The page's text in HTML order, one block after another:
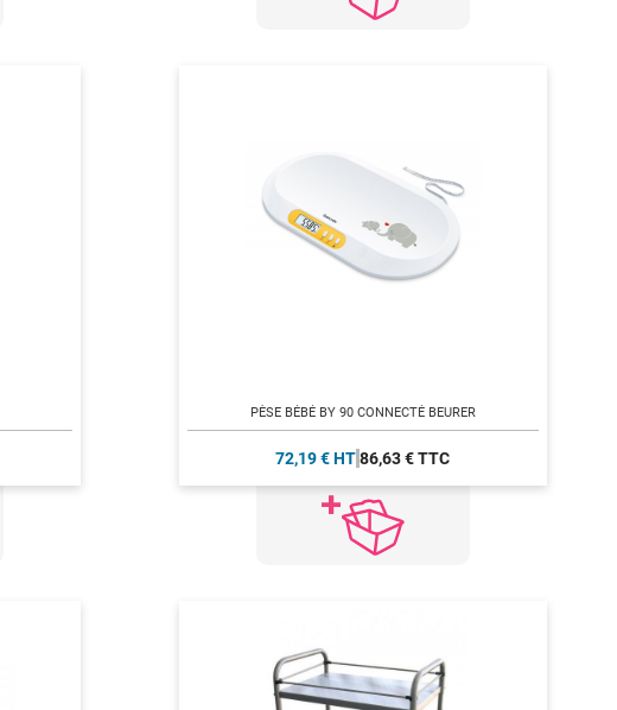
PÈSE BÉBÉ BY 90 CONNECTÉ BEURER
72,19 € HT 86,63 € TTC